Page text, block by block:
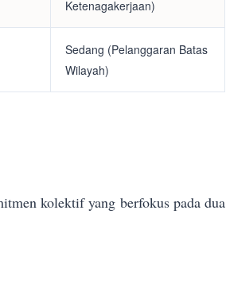
Ketenagakerjaan)
Sedang (Pelanggaran Batas
Wilayah)
kolektif yang berfokus pada dua